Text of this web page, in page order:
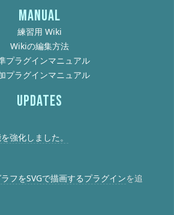
MANUAL
練習用 Wiki
Wikiの編集方法
プラグインマニュアル
プラグインマニュアル
UPDATES
強化しました。
フをSVGで描画するプラグインを追